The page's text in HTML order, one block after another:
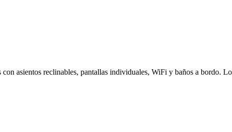
asientos reclinables, pantallas individuales, WiFi y baños a bordo.